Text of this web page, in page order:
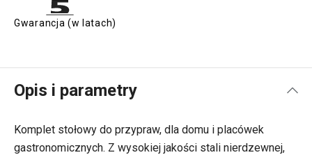
Gwarancja (w latach)
Opis i parametry
Komplet stołowy do przypraw, dla domu i placówek
gastronomicznych. Z wysokiej jakości stali nierdzewnej,